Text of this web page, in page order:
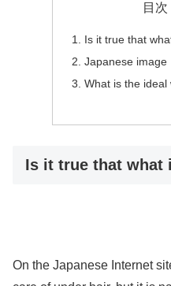
目次
Is it true that
Japanese image
What is the
Is it true that what
On the Japanese Internet